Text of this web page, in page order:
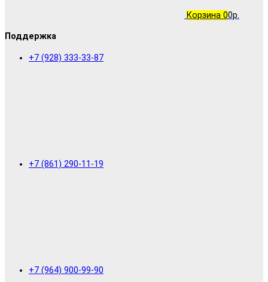
Корзина 00р.
Поддержка
+7 (928) 333-33-87
+7 (861) 290-11-19
+7 (964) 900-99-90